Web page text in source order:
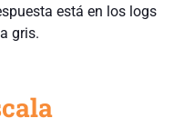
está en los logs
gris.